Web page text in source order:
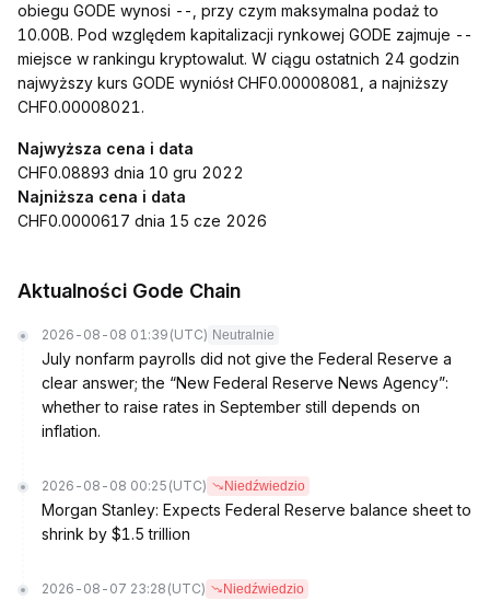
obiegu GODE wynosi --, przy czym maksymalna podaż to
10.00B. Pod względem kapitalizacji rynkowej GODE zajmuje --
miejsce w rankingu kryptowalut. W ciągu ostatnich 24 godzin
najwyższy kurs GODE wyniósł CHF0.00008081, a najniższy
CHF0.00008021.
Najwyższa cena i data
CHF0.08893 dnia 10 gru 2022
Najniższa cena i data
CHF0.0000617 dnia 15 cze 2026
Aktualności Gode Chain
2026-08-08 01:39 (UTC) Neutralnie
July nonfarm payrolls did not give the Federal Reserve a
clear answer; the “New Federal Reserve News Agency”:
whether to raise rates in September still depends on
inflation.
2026-08-08 00:25 (UTC) Niedźwiedzio
Morgan Stanley: Expects Federal Reserve balance sheet to
shrink by $1.5 trillion
2026-08-07 23:28 (UTC) Niedźwiedzio